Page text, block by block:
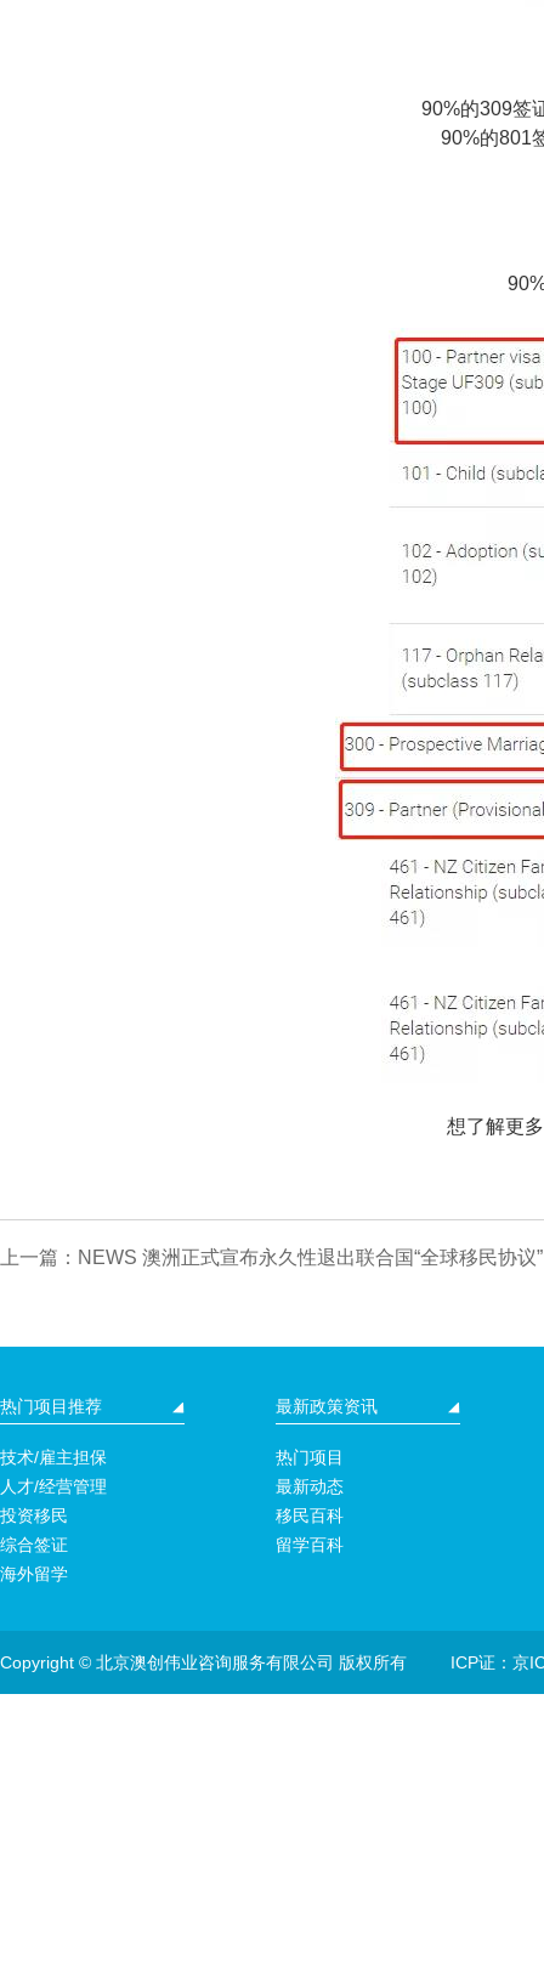
90%的309签
90%的801
想了解更多
上一篇：NEWS 澳洲正式宣布永久性退出联合国“全球移民协议
热门项目推荐
技术/雇主担保
人才/经营管理
投资移民
综合签证
海外留学
最新政策资讯
热门项目
最新动态
移民百科
留学百科
Copyright © 北京澳创伟业咨询服务有限公司 版权所有 ICP证：京